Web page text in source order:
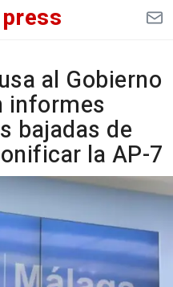
press
al Gobierno
informes
bajadas de
la AP-7